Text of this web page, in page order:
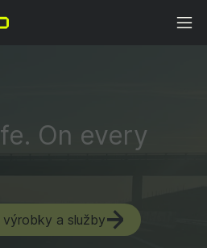
On every
výrobky a služby